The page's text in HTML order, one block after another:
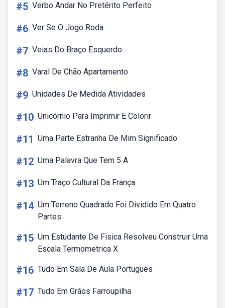
#5 Verbo Andar No Pretérito Perfeito
#6 Ver Se O Jogo Roda
#7 Veias Do Braço Esquerdo
#8 Varal De Chão Apartamento
#9 Unidades De Medida Atividades
#10 Unicórnio Para Imprimir E Colorir
#11 Uma Parte Estranha De Mim Significado
#12 Uma Palavra Que Tem 5 A
#13 Um Traço Cultural Da França
#14 Um Terreno Quadrado Foi Dividido Em Quatro
Partes
#15 Um Estudante De Fisica Resolveu Construir Uma
Escala Termometrica X
#16 Tudo Em Sala De Aula Portugues
#17 Tudo Em Grãos Farroupilha